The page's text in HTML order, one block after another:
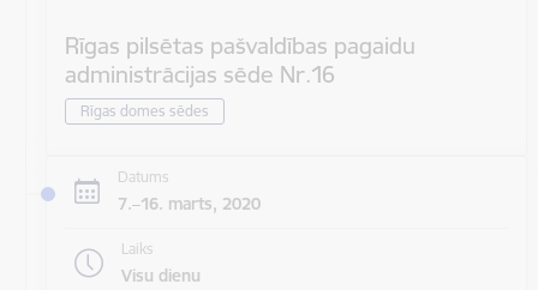
Rīgas pilsētas pašvaldības pagaidu
administrācijas sēde Nr.16
Rīgas domes sēdes
Datums
7.–16. marts, 2020
Laiks
Visu dienu